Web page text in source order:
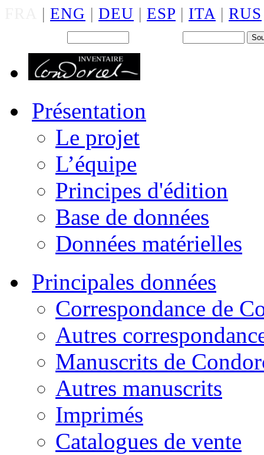
| ENG | DEU | ESP | ITA | RUS
Présentation
Le projet
L’équipe
Principes d'édition
Base de données
Données matérielles
Principales données
Correspondance de
Autres
Manuscrits de
Autres manuscrits
Imprimés
Catalogues de vente